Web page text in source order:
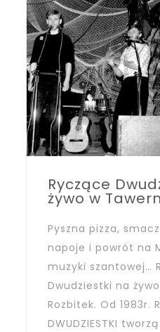
Ryczące
żywo w
Pyszna pizza,
napoje i powrót na
muzyki szantowej…
Dwudziestki na
Rozbitek. Od 1983r.
DWUDZIESTKI